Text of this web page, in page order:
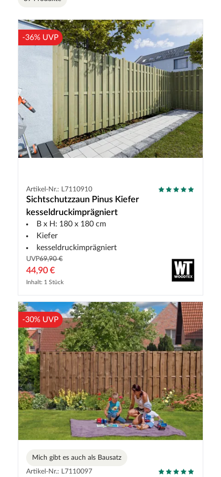
-36% UVP
Artikel-Nr.: L7110910
Sichtschutzzaun Pinus Kiefer
kesseldruckimprägniert
B x H: 180 x 180 cm
Kiefer
kesseldruckimprägniert
UVP69,90 €
44,90 €
Inhalt: 1 Stück
-30% UVP
Mich gibt es auch als Bausatz
Artikel-Nr.: L7110097